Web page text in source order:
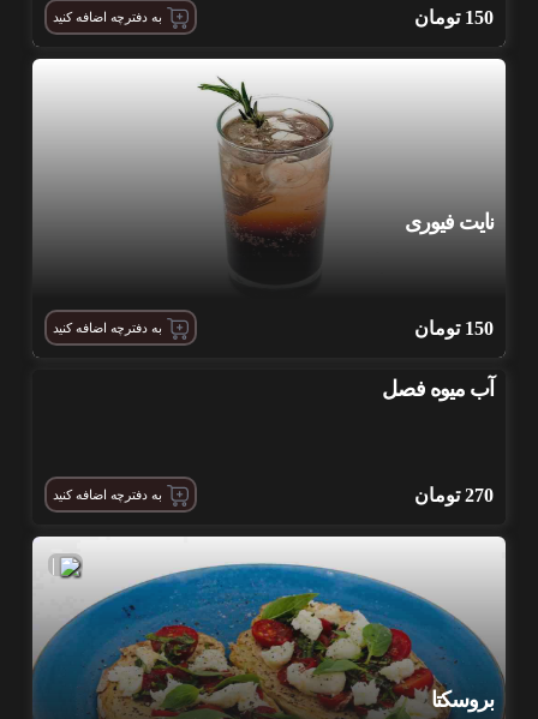
150 تومان به دفترچه اضافه کنید
نایت فیوری
150 تومان به دفترچه اضافه کنید
آب میوه فصل
270 تومان به دفترچه اضافه کنید
|
بروسکتا